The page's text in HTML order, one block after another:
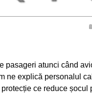
pasageri atunci când
ne explică personalul
ce reduce șocul